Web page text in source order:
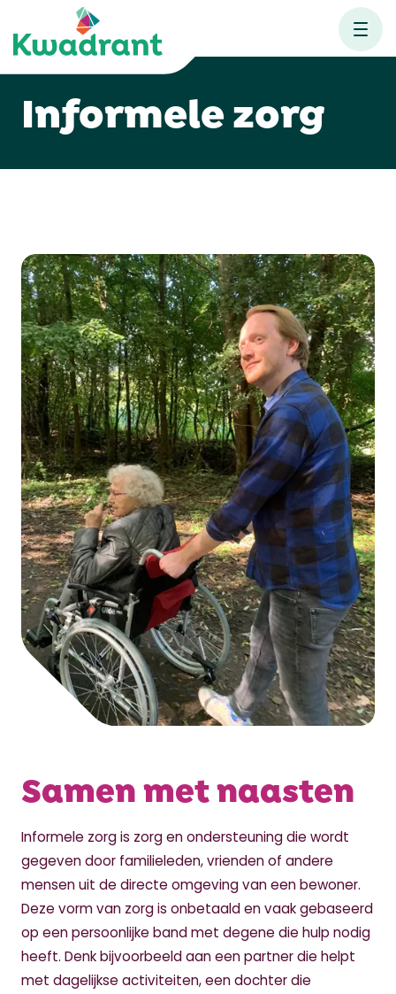
Informele zorg
Samen met naasten
Informele zorg is zorg en ondersteuning die wordt
gegeven door familieleden, vrienden of andere
mensen uit de directe omgeving van een bewoner.
Deze vorm van zorg is onbetaald en vaak gebaseerd
op een persoonlijke band met degene die hulp nodig
heeft. Denk bijvoorbeeld aan een partner die helpt
met dagelijkse activiteiten, een dochter die